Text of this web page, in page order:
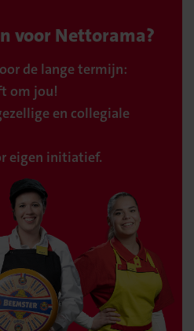
voor Nettorama?
de lange termijn:
om jou!
en collegiale
eigen initiatief.